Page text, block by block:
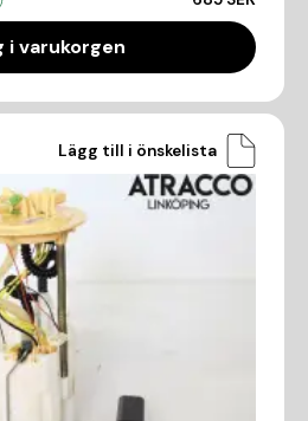
i varukorgen
Lägg till i önskelista